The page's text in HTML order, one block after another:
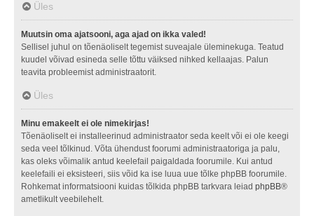
Üles
Muutsin oma ajatsooni, aga ajad on ikka valed!
Sellisel juhul on tõenäoliselt tegemist suveajale üleminekuga. Teatud
kuudel võivad esineda selle tõttu väiksed nihked kellaajas. Palun
teavita probleemist administraatorit.
Üles
Minu emakeelt ei ole nimekirjas!
Tõenäoliselt ei installeerinud administraator seda keelt või ei ole keegi
seda veel tõlkinud. Võta ühendust foorumi administraatoriga ja palu,
kas oleks võimalik antud keelefail paigaldada foorumile. Kui antud
keelefaili ei eksisteeri, siis võid ka ise luua uue tõlke phpBB foorumile.
Rohkemat informatsiooni kuidas tõlkida phpBB tarkvara leiad phpBB®
ametlikult veebilehelt.